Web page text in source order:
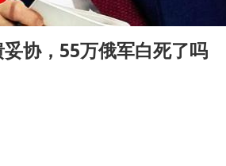
但要降薪1000元
女 26岁女儿：很震惊
协，55万俄军白死了吗